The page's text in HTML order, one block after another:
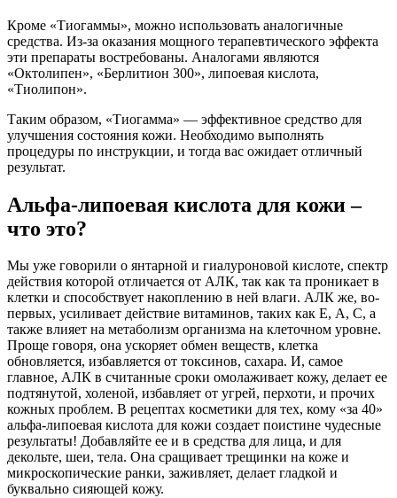
Кроме «Тиогаммы», можно использовать аналогичные
средства. Из-за оказания мощного терапевтического эффекта
эти препараты востребованы. Аналогами являются
«Октолипен», «Берлитион 300», липоевая кислота,
«Тиолипон».
Таким образом, «Тиогамма» — эффективное средство для
улучшения состояния кожи. Необходимо выполнять
процедуры по инструкции, и тогда вас ожидает отличный
результат.
Альфа-липоевая кислота для кожи –
что это?
Мы уже говорили о янтарной и гиалуроновой кислоте, спектр
действия которой отличается от АЛК, так как та проникает в
клетки и способствует накоплению в ней влаги. АЛК же, во-
первых, усиливает действие витаминов, таких как Е, А, С, а
также влияет на метаболизм организма на клеточном уровне.
Проще говоря, она ускоряет обмен веществ, клетка
обновляется, избавляется от токсинов, сахара. И, самое
главное, АЛК в считанные сроки омолаживает кожу, делает ее
подтянутой, холеной, избавляет от угрей, перхоти, и прочих
кожных проблем. В рецептах косметики для тех, кому «за 40»
альфа-липоевая кислота для кожи создает поистине чудесные
результаты! Добавляйте ее и в средства для лица, и для
декольте, шеи, тела. Она сращивает трещинки на коже и
микроскопические ранки, заживляет, делает гладкой и
буквально сияющей кожу.